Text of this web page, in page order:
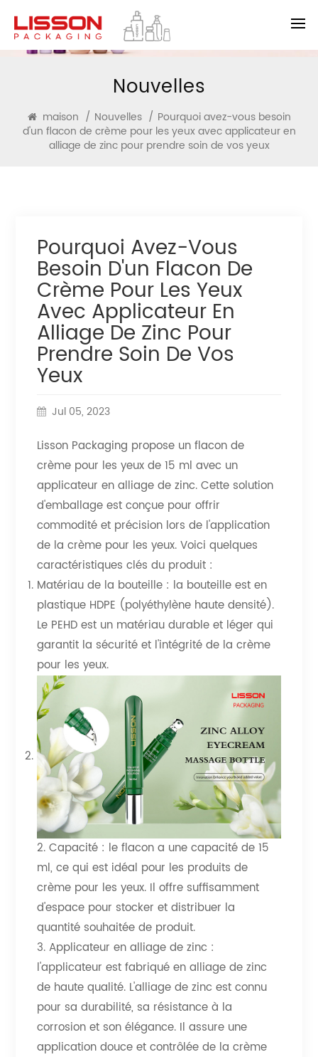
Nouvelles
maison / Nouvelles / Pourquoi avez-vous besoin
d'un flacon de crème pour les yeux avec applicateur en
alliage de zinc pour prendre soin de vos yeux
Pourquoi Avez-Vous
Besoin D'un Flacon De
Crème Pour Les Yeux
Avec Applicateur En
Alliage De Zinc Pour
Prendre Soin De Vos
Yeux
Jul 05, 2023
Lisson Packaging propose un flacon de
crème pour les yeux de 15 ml avec un
applicateur en alliage de zinc. Cette solution
d'emballage est conçue pour offrir
commodité et précision lors de l'application
de la crème pour les yeux. Voici quelques
caractéristiques clés du produit :
Matériau de la bouteille : la bouteille est en
plastique HDPE (polyéthylène haute densité).
Le PEHD est un matériau durable et léger qui
garantit la sécurité et l'intégrité de la crème
pour les yeux.
2. Capacité : le flacon a une capacité de 15
ml, ce qui est idéal pour les produits de
crème pour les yeux. Il offre suffisamment
d'espace pour stocker et distribuer la
quantité souhaitée de produit.
3. Applicateur en alliage de zinc :
l'applicateur est fabriqué en alliage de zinc
de haute qualité. L'alliage de zinc est connu
pour sa durabilité, sa résistance à la
corrosion et son élégance. Il assure une
application douce et contrôlée de la crème